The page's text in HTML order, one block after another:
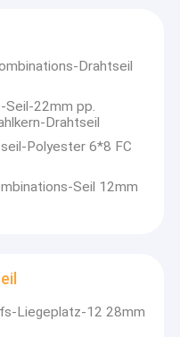
Drahtseil
22mm pp.
Drahtseil
Polyester 6*8 FC
Seil 12mm
Liegeplatz-12 28mm